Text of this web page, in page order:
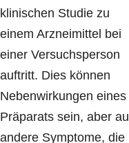
klinischen Studie zu
einem Arzneimittel bei
einer Versuchsperson
auftritt. Dies können
Nebenwirkungen eines
Präparats sein, aber
andere Symptome, die